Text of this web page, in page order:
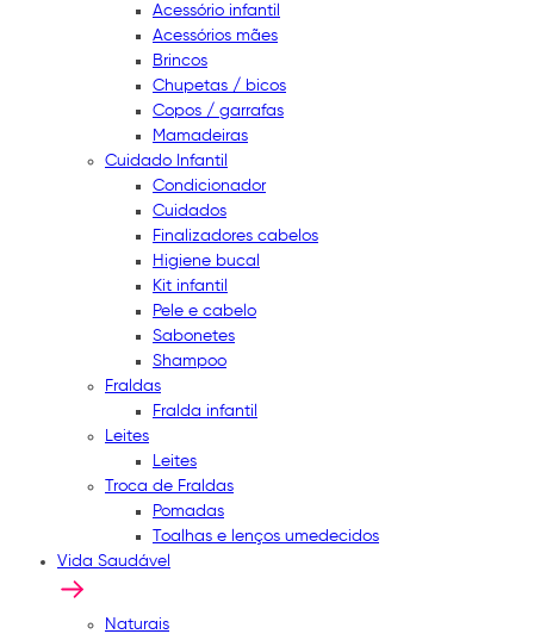
Acessório infantil
Acessórios mães
Brincos
Chupetas / bicos
Copos / garrafas
Mamadeiras
Cuidado Infantil
Condicionador
Cuidados
Finalizadores cabelos
Higiene bucal
Kit infantil
Pele e cabelo
Sabonetes
Shampoo
Fraldas
Fralda infantil
Leites
Leites
Troca de Fraldas
Pomadas
Toalhas e lenços umedecidos
Vida Saudável
Naturais